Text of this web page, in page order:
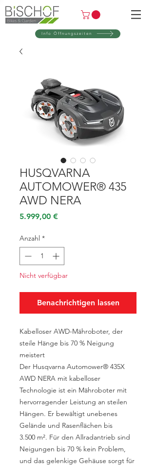
Info Öffnungszeiten
HUSQVARNA
AUTOMOWER® 435
AWD NERA
5.999,00 €Preis
Anzahl *
Nicht verfügbar
Benachrichtigen lassen
Kabelloser AWD-Mähroboter, der
steile Hänge bis 70 % Neigung
meistert
Der Husqvarna Automower® 435X
AWD NERA mit kabelloser
Technologie ist ein Mähroboter mit
hervorragender Leistung an steilen
Hängen. Er bewältigt unebenes
Gelände und Rasenflächen bis
3.500 m². Für den Allradantrieb sind
Neigungen bis 70 % kein Problem,
und das gelenkige Gehäuse sorgt für